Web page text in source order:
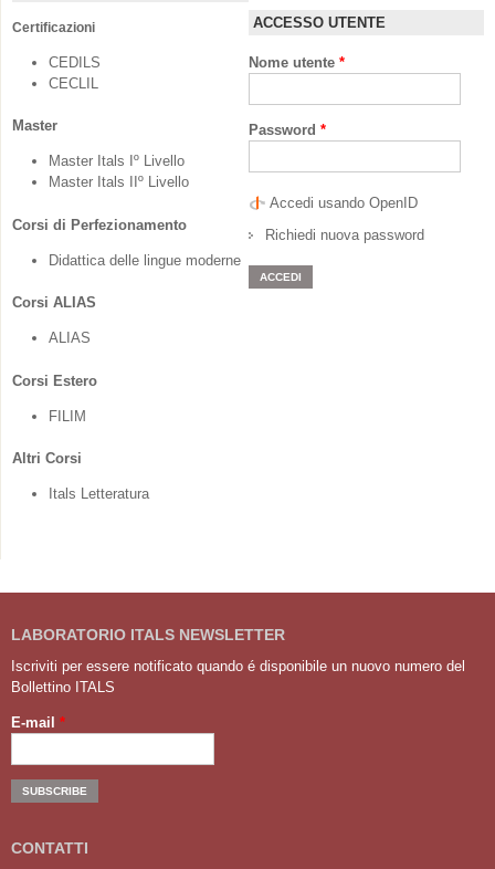
Certificazioni
CEDILS
CECLIL
Master
Master Itals Iº Livello
Master Itals IIº Livello
Corsi di Perfezionamento
Didattica delle lingue moderne
Corsi ALIAS
ALIAS
Corsi Estero
FILIM
Altri Corsi
Itals Letteratura
ACCESSO UTENTE
Nome utente *
Password *
Accedi usando OpenID
Richiedi nuova password
LABORATORIO ITALS NEWSLETTER
Iscriviti per essere notificato quando é disponibile un nuovo numero del
Bollettino ITALS
E-mail *
CONTATTI